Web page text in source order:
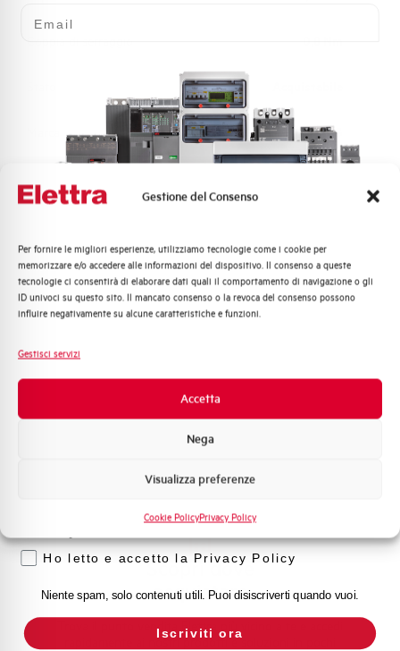
Gestione del Consenso
Per fornire le migliori esperienze, utilizziamo tecnologie come i cookie per
memorizzare e/o accedere alle informazioni del dispositivo. Il consenso a queste
tecnologie ci consentirà di elaborare dati quali il comportamento di navigazione o gli
ID univoci su questo sito. Il mancato consenso o la revoca del consenso possono
influire negativamente su alcune caratteristiche e funzioni.
Gestisci servizi
Accetta
Nega
Visualizza preferenze
Cookie PolicyPrivacy Policy
AEG
Hai bisogno di supporto?
supporto tecnico, assistenza post-vendita e gestione
delle richieste. Contattaci per ogni necessità.
Contattaci
Scopri dove
acquistare
Trova il punto vendita Elettra più vicino a te e accedi
rapidamente ai nostri prodotti e soluzioni in pochi
Quali argomenti ti interessano di più?
Distribuzione di Energia
Automazione Industriale
Sistema Quadri
Promozioni e offerte
Formazione tecnica
Voglio ricevere aggiornamenti, novità di
Ho letto e accetto la Privacy Policy
Niente spam, solo contenuti utili. Puoi disiscriverti quando vuoi.
Iscriviti ora